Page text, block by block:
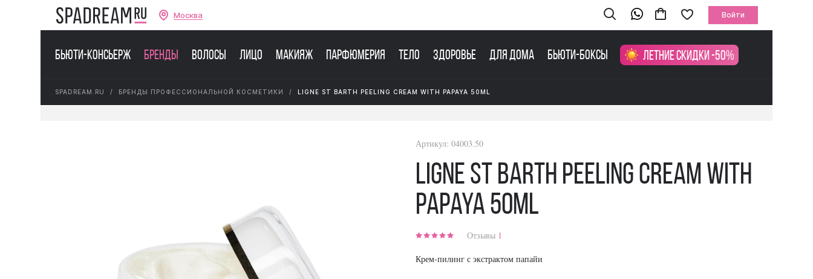
Москва Войти
Бьюти-консьерж Бренды Волосы Лицо Макияж Парфюмерия Тело Здоровье Для дома Бьюти-боксы Летние скидки -50%
SPADREAM.RU БРЕНДЫ ПРОФЕССИОНАЛЬНОЙ КОСМЕТИКИ LIGNE ST BARTH PEELING CREAM WITH PAPAYA 50ML
Артикул: 04003.50
Ligne St Barth Peeling Cream With
Papaya 50ml
Отзывы1
Крем-пилинг с экстрактом папайи